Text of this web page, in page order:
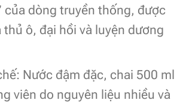
của dòng truyền thống, được
thủ ô, đại hồi và luyện dương
Nước đậm đặc, chai 500 ml
viên do nguyên liệu nhiều và